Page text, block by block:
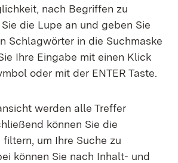
nach Begriffen zu
die Lupe an und geben Sie
Schlagwörter in die Suchmaske
Ihre Eingabe mit einen Klick
oder mit der ENTER Taste.
werden alle Treffer
können Sie die
um Ihre Suche zu
können Sie nach Inhalt- und